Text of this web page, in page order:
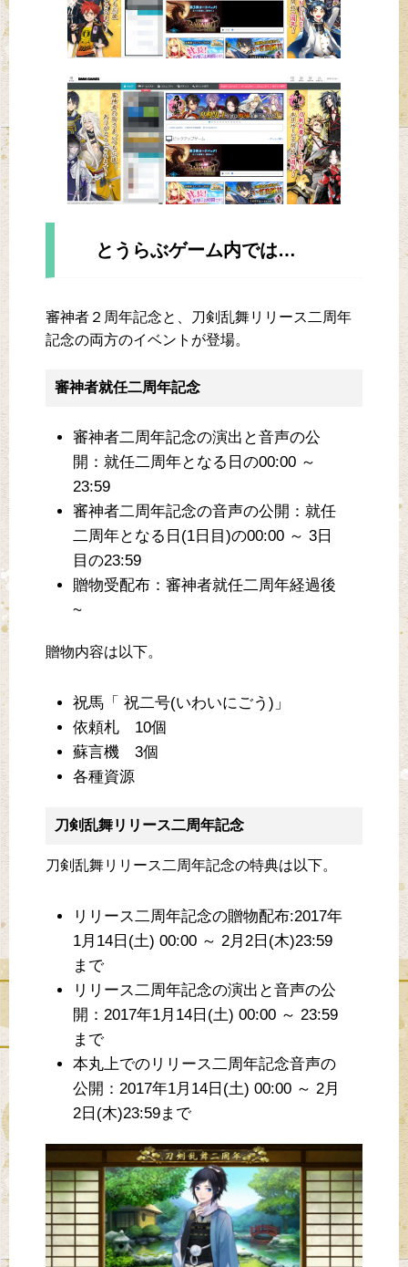
とうらぶゲーム内では…
審神者２周年記念と、刀剣乱舞リリース二周年
記念の両方のイベントが登場。
審神者就任二周年記念
審神者二周年記念の演出と音声の公
開：就任二周年となる日の00:00 ～
23:59
審神者二周年記念の音声の公開：就任
二周年となる日(1日目)の00:00 ～ 3日
目の23:59
贈物受配布：審神者就任二周年経過後
~
贈物内容は以下。
祝馬「 祝二号(いわいにごう)」
依頼札 10個
蘇言機 3個
各種資源
刀剣乱舞リリース二周年記念
刀剣乱舞リリース二周年記念の特典は以下。
リリース二周年記念の贈物配布:2017年
1月14日(土) 00:00 ～ 2月2日(木)23:59
まで
リリース二周年記念の演出と音声の公
開：2017年1月14日(土) 00:00 ～ 23:59
まで
本丸上でのリリース二周年記念音声の
公開：2017年1月14日(土) 00:00 ～ 2月
2日(木)23:59まで